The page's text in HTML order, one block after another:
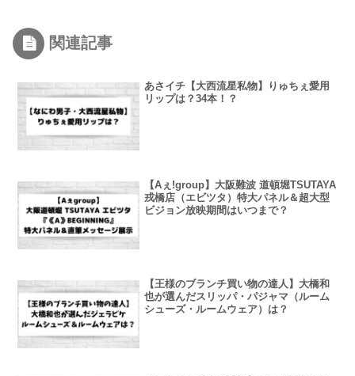
関連記事
あさイチ【大西流星私物】りゅちぇ愛用
リップは？34本！？
【Aぇǃgroup】大阪難波 道頓堀TSUTAYA
戎橋店（エビツタ）特大パネル＆超大型
ビジョン放映期間はいつまで？
【王様のブランチ買い物の達人】大橋和
也が選んだスリッパ・パジャマ（ルーム
シューズ・ルームウェア）は？